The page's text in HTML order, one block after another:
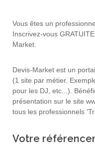
Vous êtes un
Inscrivez-vous
Market.
Devis-Market est un
(1 site par métier.
pour les DJ, etc...).
présentation sur le site
tous les professionnels
Votre